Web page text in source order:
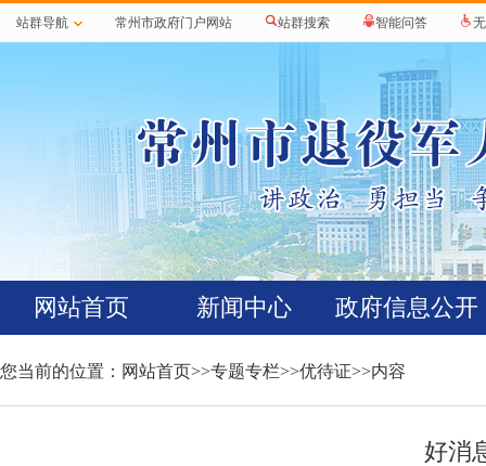
站群导航 常州市政府门户网站 站群搜索 智能问答
网站首页 新闻中心 政府信息公开
您当前的位置： 网站首页>>专题专栏>>优待证>>内容
好消